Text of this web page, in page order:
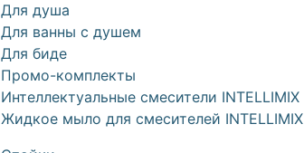
Для душа
Для ванны с душем
Для биде
Промо-комплекты
Интеллектуальные смесители INTELLIMIX
Жидкое мыло для смесителей INTELLIMIX